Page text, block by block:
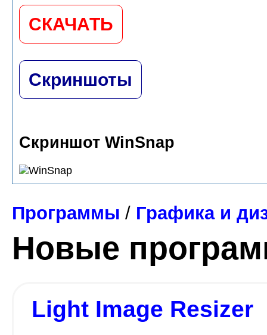
СКАЧАТЬ
Скриншоты
Скриншот WinSnap
Программы / Графика и
Новые
Light Image Resizer